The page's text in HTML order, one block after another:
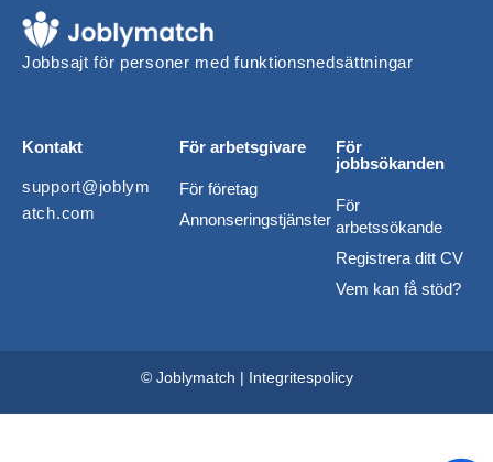
Jobbsajt för personer med funktionsnedsättningar
Kontakt
support@joblym
atch.com
För arbetsgivare
För företag
Annonseringstjänster
För
jobbsökanden
För
arbetssökande
Registrera ditt CV
Vem kan få stöd?
© Joblymatch | Integritespolicy